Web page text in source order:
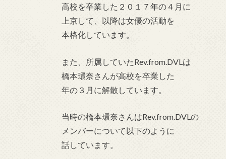
高校を卒業した２０１７年の４月に
上京して、以降は女優の活動を
本格化しています。
また、所属していたRev.from.DVLは
橋本環奈さんが高校を卒業した
年の３月に解散しています。
当時の橋本環奈さんはRev.from.DVLの
メンバーについて以下のように
話しています。